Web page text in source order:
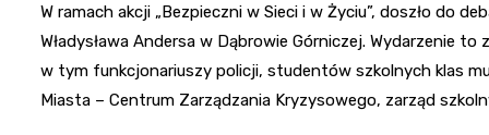
W ramach akcji „Bezpieczni w Sieci i w Życiu”, doszło do
Władysława Andersa w Dąbrowie Górniczej. Wydarzenie
w tym funkcjonariuszy policji, studentów szkolnych klas
Miasta – Centrum Zarządzania Kryzysowego, zarząd